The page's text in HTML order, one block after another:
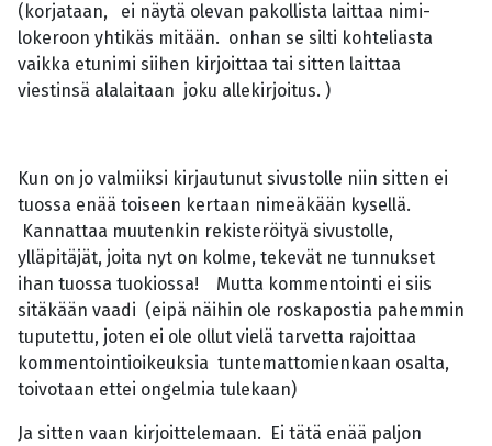
(korjataan, ei näytä olevan pakollista laittaa nimi-
lokeroon yhtikäs mitään. onhan se silti kohteliasta
vaikka etunimi siihen kirjoittaa tai sitten laittaa
viestinsä alalaitaan joku allekirjoitus. )
Kun on jo valmiiksi kirjautunut sivustolle niin sitten ei
tuossa enää toiseen kertaan nimeäkään kysellä.
Kannattaa muutenkin rekisteröityä sivustolle,
ylläpitäjät, joita nyt on kolme, tekevät ne tunnukset
ihan tuossa tuokiossa! Mutta kommentointi ei siis
sitäkään vaadi (eipä näihin ole roskapostia pahemmin
tuputettu, joten ei ole ollut vielä tarvetta rajoittaa
kommentointioikeuksia tuntemattomienkaan osalta,
toivotaan ettei ongelmia tulekaan)
Ja sitten vaan kirjoittelemaan. Ei tätä enää paljon